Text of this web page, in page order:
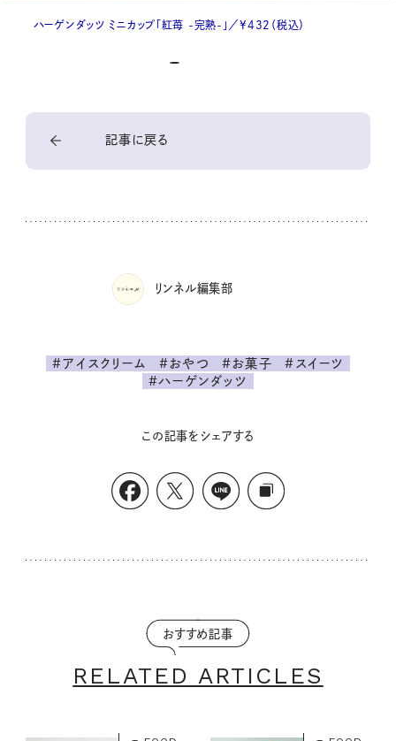
ハーゲンダッツ ミニカップ「紅苺 -完熟-」／¥432（税込）
記事に戻る
リンネル編集部
#アイスクリーム #おやつ #お菓子
#スイーツ
#ハーゲンダッツ
この記事をシェアする
おすすめ記事
RELATED ARTICLES